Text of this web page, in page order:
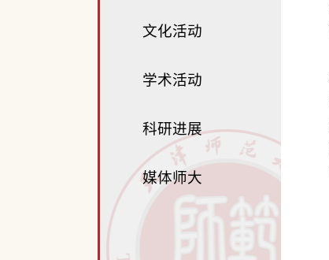
文化活动
学术活动
科研进展
媒体师大